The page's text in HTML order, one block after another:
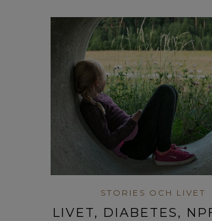
STORIES OCH LIVET
LIVET, DIABETES,